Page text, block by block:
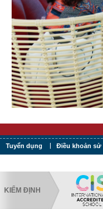
Tuyển dụng Điều khoản sử
KIỂM ĐỊNH